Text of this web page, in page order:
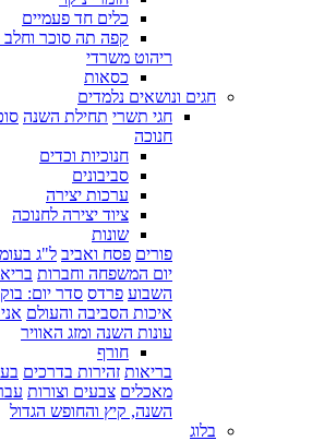
כלים חד פעמיים
קפה תה סוכר וחלב
ריהוט משרדי
כסאות
חגים ונושאים נלמדים
חגי תשרי תחילת השנה
חנוכה
חנוכיות וכדים
סביבונים
ערכות יצירה
ציוד יצירה לחנוכה
שונות
פורים פסח ואביב ל"ג
יום המשפחה וחברות
השבוע פרדס סדר יום:
איכות הסביבה והעולם
עונות השנה ומזג האוויר
חורף
בריאות זהירות בדרכים
מאכלים צבעים וצורות
השנה, קיץ והחופש הגדול
בלוג